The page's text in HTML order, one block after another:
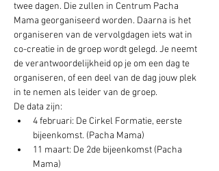
twee dagen. Die zullen in Centrum Pacha
Mama georganiseerd worden. Daarna is het
organiseren van de vervolgdagen iets wat in
co-creatie in de groep wordt gelegd. Je neemt
de verantwoordelijkheid op je om een dag te
organiseren, of een deel van de dag jouw plek
in te nemen als leider van de groep.
De data zijn:
4 februari: De Cirkel Formatie, eerste
bijeenkomst. (Pacha Mama)
11 maart: De 2de bijeenkomst (Pacha
Mama)